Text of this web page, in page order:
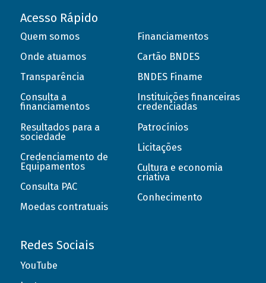
Acesso Rápido
Quem somos
Onde atuamos
Transparência
Consulta a
financiamentos
Resultados para a
sociedade
Credenciamento de
Equipamentos
Consulta PAC
Moedas contratuais
Financiamentos
Cartão BNDES
BNDES Finame
Instituições financeiras
credenciadas
Patrocínios
Licitações
Cultura e economia
criativa
Conhecimento
Redes Sociais
YouTube